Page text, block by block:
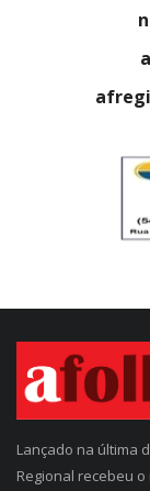
Lançado na última
Regional recebeu